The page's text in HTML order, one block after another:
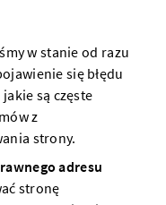
w stanie od razu
się błędu
są częste
z
strony.
adresu
stronę